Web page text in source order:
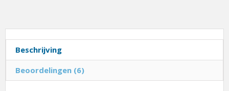
Beschrijving
Beoordelingen (6)